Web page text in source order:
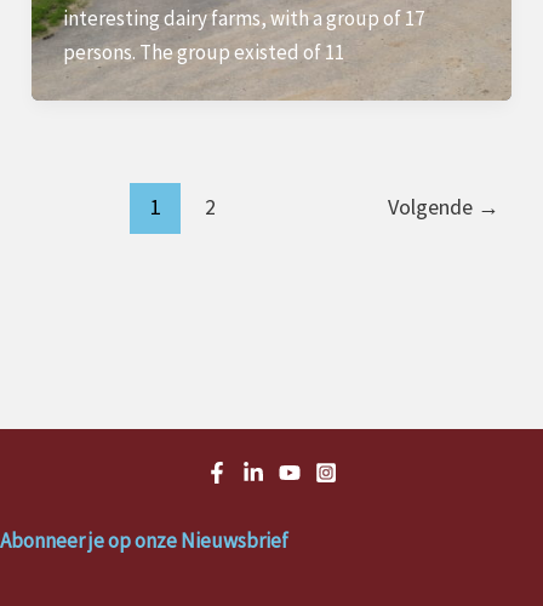
interesting dairy farms, with a group of 17
persons. The group existed of 11
1 2 Volgende →
Abonneer je op onze Nieuwsbrief